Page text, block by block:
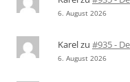
6. August 2026
Karelzu #935 -
6. August 2026